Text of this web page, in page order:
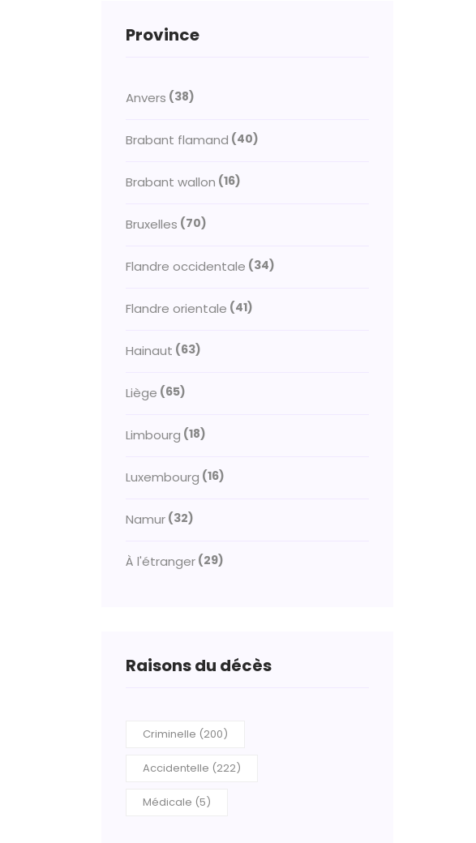
Province
Anvers (38)
Brabant flamand (40)
Brabant wallon (16)
Bruxelles (70)
Flandre occidentale (34)
Flandre orientale (41)
Hainaut (63)
Liège (65)
Limbourg (18)
Luxembourg (16)
Namur (32)
À l'étranger (29)
Raisons du décès
Criminelle (200)
Accidentelle (222)
Médicale (5)